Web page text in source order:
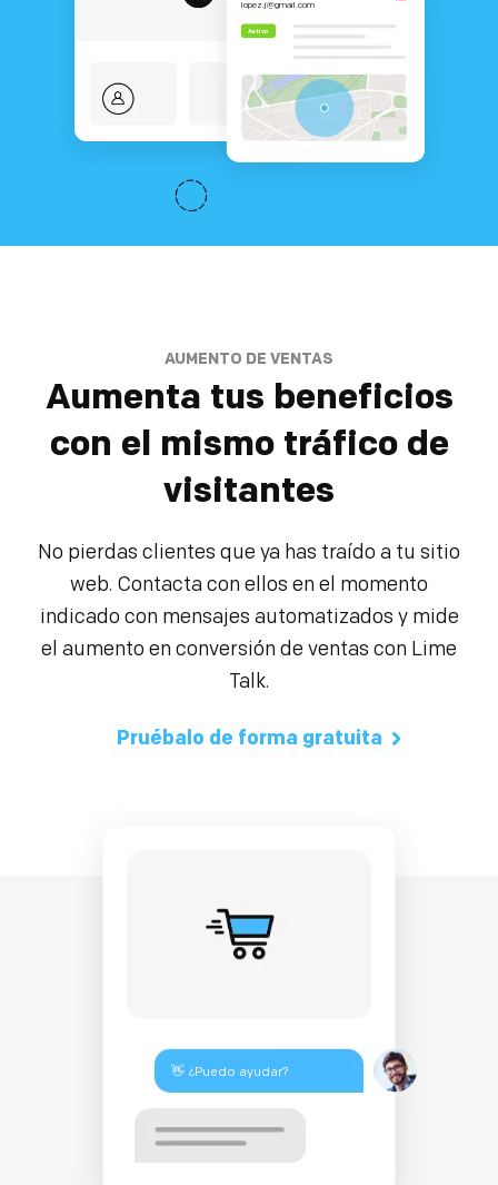
lopez.j@gmail.com
Activo
👋 ¿Puedo ayudar?
AUMENTO DE VENTAS
Aumenta tus beneficios
con el mismo tráfico de
visitantes
No pierdas clientes que ya has traído a tu sitio
web. Contacta con ellos en el momento
indicado con mensajes automatizados y mide
el aumento en conversión de ventas con Lime
Talk.
Pruébalo de forma gratuita